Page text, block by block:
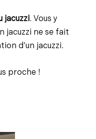
jacuzzi. Vous y
jacuzzi ne se fait
d’un jacuzzi.
proche !